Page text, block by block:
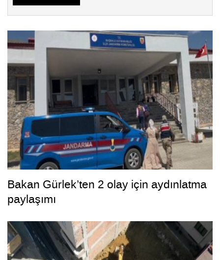
Bakan Gürlek’ten 2 olay için aydınlatma
paylaşımı